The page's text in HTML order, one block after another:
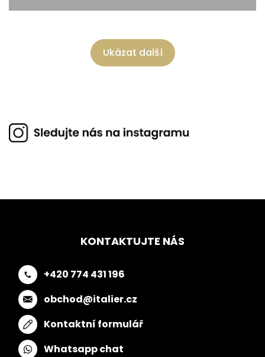
Ukázat další
KONTAKTUJTE NÁS
+420 774 431 196
obchod@italier.cz
Kontaktní formulář
Whatsapp chat